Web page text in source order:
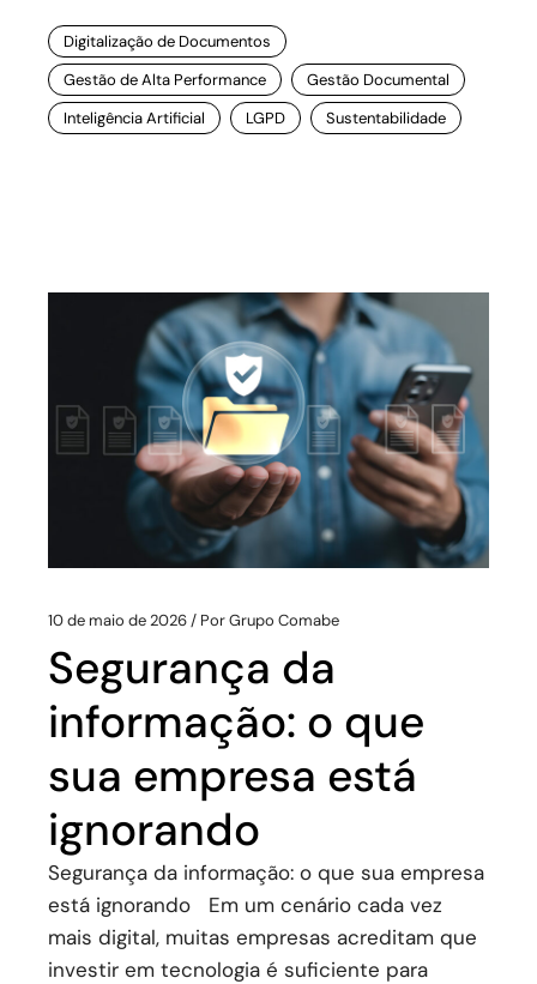
Digitalização de Documentos
Gestão de Alta Performance
Gestão Documental
Inteligência Artificial
LGPD Sustentabilidade
10 de maio de 2026 PorGrupo Comabe
Segurança da
informação: o que
sua empresa está
ignorando
Segurança da informação: o que sua empresa
está ignorando Em um cenário cada vez
mais digital, muitas empresas acreditam que
investir em tecnologia é suficiente para